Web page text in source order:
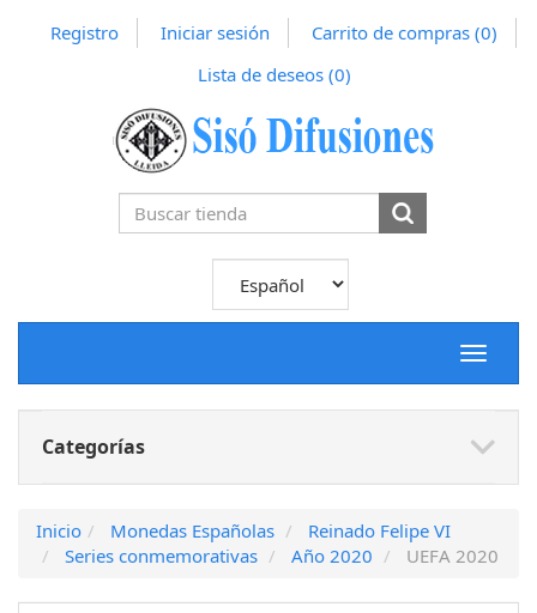
Registro Iniciar sesión Carrito de compras (0)
Lista de deseos (0)
Toggle
Categorías
Inicio Monedas Españolas
Reinado Felipe VI
Series conmemorativas
Año 2020 UEFA 2020